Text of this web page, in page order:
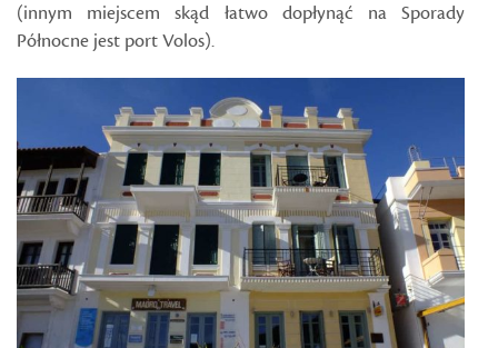
(innym miejscem skąd łatwo dopłynąć na Sporady
Północne jest port Volos).